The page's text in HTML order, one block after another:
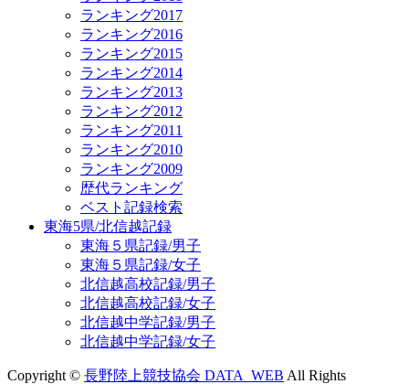
ランキング2017
ランキング2016
ランキング2015
ランキング2014
ランキング2013
ランキング2012
ランキング2011
ランキング2010
ランキング2009
歴代ランキング
ベスト記録検索
東海5県/北信越記録
東海５県記録/男子
東海５県記録/女子
北信越高校記録/男子
北信越高校記録/女子
北信越中学記録/男子
北信越中学記録/女子
Copyright © 長野陸上競技協会 DATA_WEB All Rights